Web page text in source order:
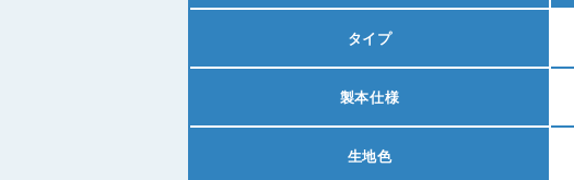
タイプ
製本仕様
生地色